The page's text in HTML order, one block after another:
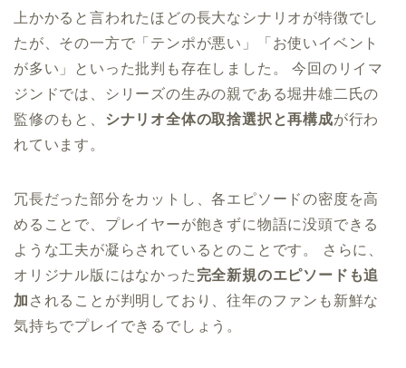
上かかると言われたほどの長大なシナリオが特徴でし
たが、その一方で「テンポが悪い」「お使いイベント
が多い」といった批判も存在しました。 今回のリイマ
ジンドでは、シリーズの生みの親である堀井雄二氏の
監修のもと、
シナリオ全体の取捨選択と再構成が行わ
れています。
冗長だった部分をカットし、各エピソードの密度を高
めることで、プレイヤーが飽きずに物語に没頭できる
ような工夫が凝らされているとのことです。 さらに、
オリジナル版にはなかった 完全新規のエピソードも追
加 されることが判明しており、往年のファンも新鮮な
気持ちでプレイできるでしょう。